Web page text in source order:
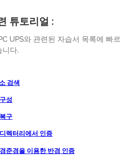
튜토리얼 :
UPS와 관련된 자습서 목록에 빠르
니다.
검색
성
구
렉터리에서 인증
준경을 이용한 반경 인증